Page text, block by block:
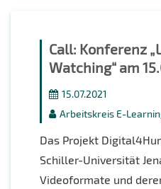
Call: Konferenz
Watching“ am
15.07.2021
Arbeitskreis E-
Das Projekt
Schiller-Universität
Videoformate und